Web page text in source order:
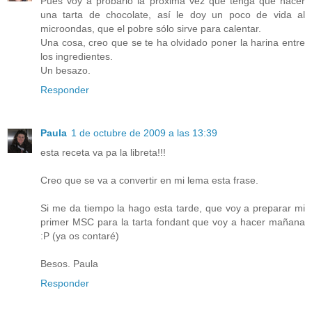
una tarta de chocolate, así le doy un poco de vida al
microondas, que el pobre sólo sirve para calentar.
Una cosa, creo que se te ha olvidado poner la harina entre
los ingredientes.
Un besazo.
Responder
Paula 1 de octubre de 2009 a las 13:39
esta receta va pa la libreta!!!
Creo que se va a convertir en mi lema esta frase.
Si me da tiempo la hago esta tarde, que voy a preparar mi
primer MSC para la tarta fondant que voy a hacer mañana
:P (ya os contaré)
Besos. Paula
Responder